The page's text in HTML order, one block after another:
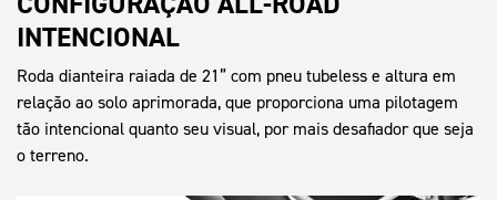
INTENCIONAL
Roda dianteira raiada de 21” com pneu tubeless e altura em
relação ao solo aprimorada, que proporciona uma pilotagem
tão intencional quanto seu visual, por mais desafiador que seja
o terreno.